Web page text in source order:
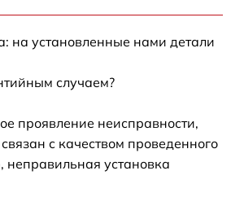
на установленные нами детали
случаем?
проявление неисправности,
с качеством проведенного
установка